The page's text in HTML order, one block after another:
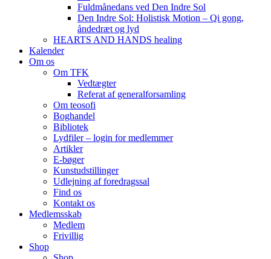
Fuldmånedans ved Den Indre Sol
Den Indre Sol: Holistisk Motion – Qi gong,
åndedræt og lyd
HEARTS AND HANDS healing
Kalender
Om os
Om TFK
Vedtægter
Referat af generalforsamling
Om teosofi
Boghandel
Bibliotek
Lydfiler – login for medlemmer
Artikler
E-bøger
Kunstudstillinger
Udlejning af foredragssal
Find os
Kontakt os
Medlemsskab
Medlem
Frivillig
Shop